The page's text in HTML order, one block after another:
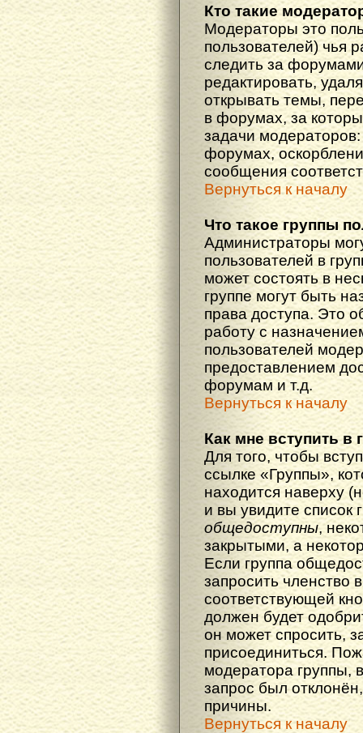
Кто такие
Модераторы это
пользователей) чья
следить за
редактировать,
открывать темы,
в форумах, за
задачи
форумах,
сообщения
Вернуться к началу
Что такое группы
Администраторы
пользователей в
может состоять в
группе могут быть
права доступа. Это
работу с
пользователей
предоставлением
форумам и т.д.
Вернуться к началу
Как мне вступить в
Для того, чтобы
ссылке «Группы»,
находится наверху
и вы увидите список
общедоступны,
закрытыми, а
Если группа
запросить членство
соответствующей
должен будет
он может спросить,
присоединиться.
модератора группы,
запрос был
причины.
Вернуться к началу